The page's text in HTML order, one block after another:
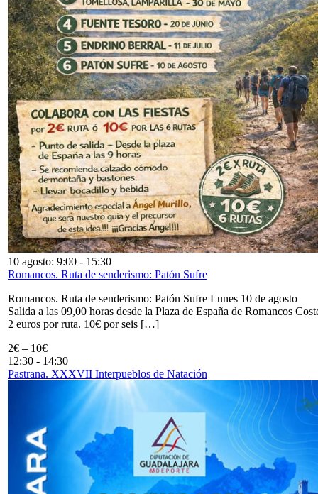
10 agosto: 9:00 - 15:30
Romancos. Ruta de senderismo: Patón Sufre
Romancos. Ruta de senderismo: Patón Sufre Lunes 10 de agosto
Salida a las 09,00 horas desde la Plaza de España de Romancos
2 euros por ruta. 10€ por seis […]
2€ – 10€
12:30 - 14:30
Pastrana. XXXVII Interpueblos de Natación